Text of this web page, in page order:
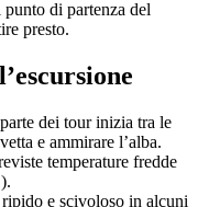
di partenza del
presto.
dei tour inizia tra le
e ammirare l’alba.
temperature fredde
e scivoloso in alcuni